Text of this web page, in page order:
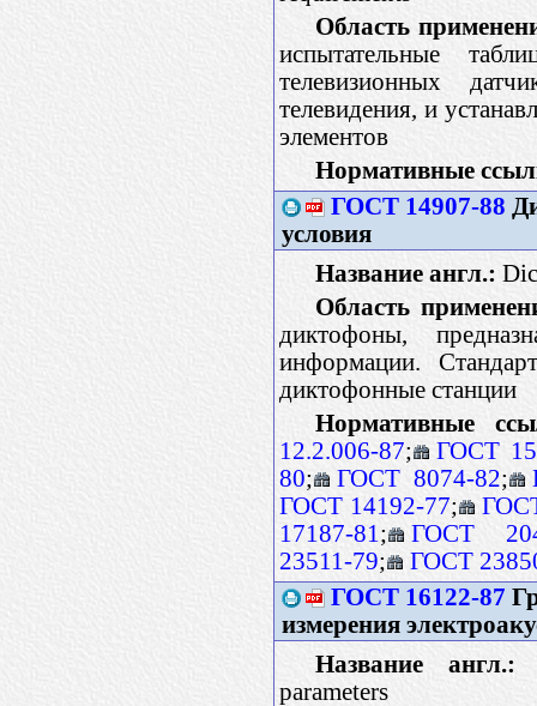
Область
испытательные
телевизионных
телевидения, и
элементов
Нормативные
ГОСТ 14907-88
условия
Название англ.:
Область
диктофоны,
информации.
диктофонные станции
Нормативные
12.2.006-87;
ГОСТ
80; ГОСТ 8074-82;
ГОСТ 14192-77;
17187-81 ;
ГОСТ
23511-79;
ГОСТ
ГОСТ 16122-87
измерения
Название англ.:
parameters